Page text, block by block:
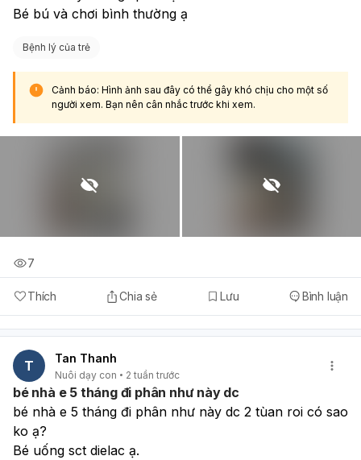
Bé bú và chơi bình thường ạ
Bệnh lý của trẻ
Cảnh báo: Hình ảnh sau đây có thể gây khó chịu cho một số
người xem. Bạn nên cân nhắc trước khi xem.
Thích Chia sẻ Lưu Bình luận
7
T Tan Thanh
Nuôi dạy con 2 tuần trước
bé nhà e 5 tháng đi phân như này dc
bé nhà e 5 tháng đi phân như này dc 2 tùan roi có sao
ko ạ?
Bé uống sct dielac ạ.